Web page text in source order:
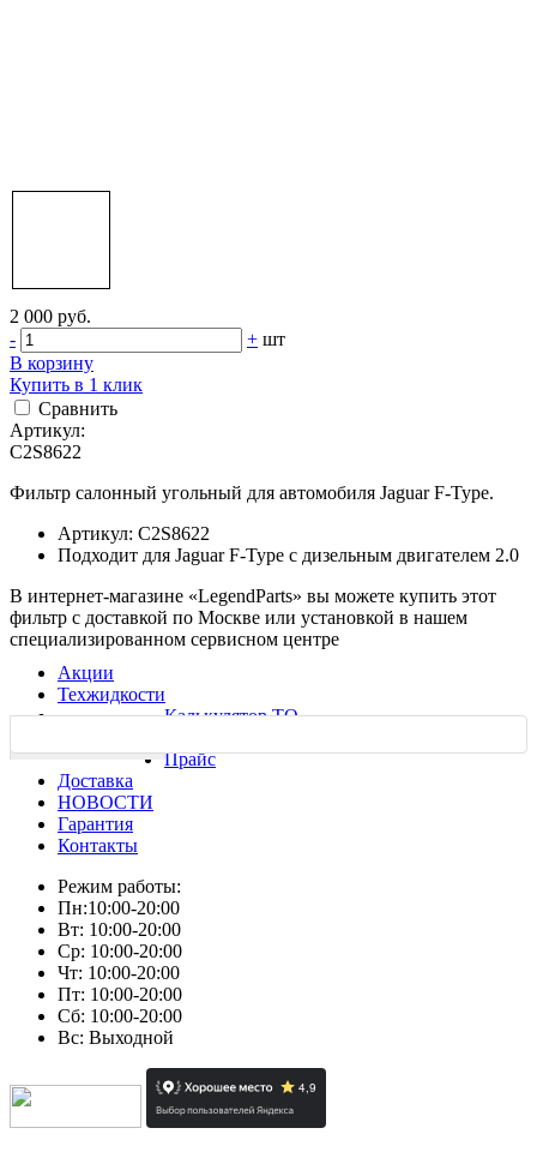
2 000 руб.
-
+ шт
В корзину
Купить в 1 клик
Сравнить
Артикул:
C2S8622
Фильтр салонный угольный для автомобиля Jaguar F-Type.
Артикул: C2S8622
Подходит для Jaguar F-Type c дизельным двигателем 2.0
В интернет-магазине «LegendParts» вы можете купить этот
фильтр с доставкой по Москве или установкой в нашем
специализированном сервисном центре
Акции
Техжидкости
Калькулятор ТО
Прайс
Доставка
НОВОСТИ
Гарантия
Контакты
Режим работы:
Пн:10:00-20:00
Вт: 10:00-20:00
Ср: 10:00-20:00
Чт: 10:00-20:00
Пт: 10:00-20:00
Сб: 10:00-20:00
Вс: Выходной